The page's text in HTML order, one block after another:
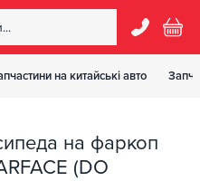
на китайські авто
на фаркоп
(DO